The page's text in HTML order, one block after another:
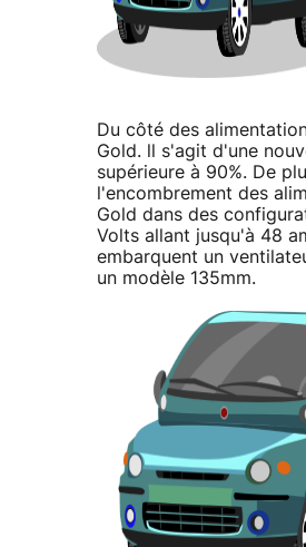
Du côté des
Gold. ll s'agit d'une
supérieure à 90%. De
l'encombrement des
Gold dans des
Volts allant jusqu'à 48
embarquent un
un modèle 135mm.